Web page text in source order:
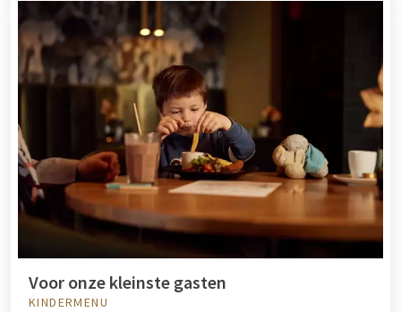
Voor onze kleinste gasten
KINDERMENU